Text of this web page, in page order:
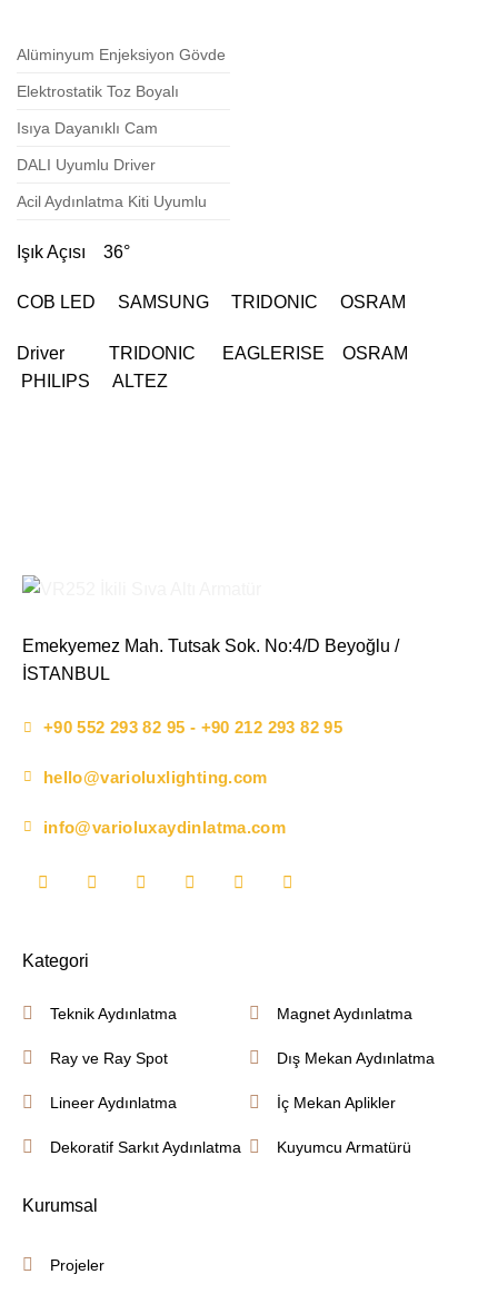
Alüminyum Enjeksiyon Gövde
Elektrostatik Toz Boyalı
Isıya Dayanıklı Cam
DALI Uyumlu Driver
Acil Aydınlatma Kiti Uyumlu
Işık Açısı 36°
COB LED SAMSUNG TRIDONIC OSRAM
Driver TRIDONIC EAGLERISE OSRAM
PHILIPS ALTEZ
Emekyemez Mah. Tutsak Sok. No:4/D Beyoğlu /
İSTANBUL
+90 552 293 82 95 - +90 212 293 82 95
hello@varioluxlighting.com
info@varioluxaydinlatma.com
Kategori
Teknik Aydınlatma
Ray ve Ray Spot
Lineer Aydınlatma
Dekoratif Sarkıt Aydınlatma
Magnet Aydınlatma
Dış Mekan Aydınlatma
İç Mekan Aplikler
Kuyumcu Armatürü
Kurumsal
Projeler